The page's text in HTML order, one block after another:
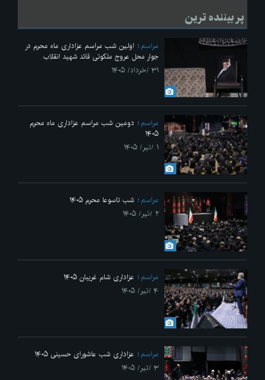
پر بیننده ترین
مراسم
اولین شب مراسم عزاداری ماه محرم در
جوار محل عروج ملکوتی قائد شهید انقلاب
۳۱ /خرداد/ ۱۴۰۵
مراسم
دومین شب مراسم عزاداری ماه محرم
۱۴۰۵
۱ /تیر/ ۱۴۰۵
مراسم
شب تاسوعا محرم ۱۴۰۵
۲ /تیر/ ۱۴۰۵
مراسم
عزاداری شام غریبان ۱۴۰۵
۴ /تیر/ ۱۴۰۵
مراسم
عزاداری شب عاشورای حسینی ۱۴۰۵
۳ /تیر/ ۱۴۰۵